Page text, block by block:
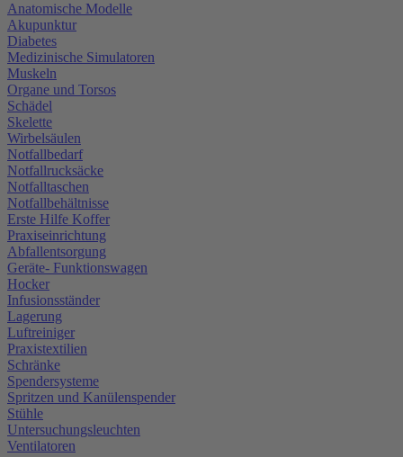
Anatomische Modelle
Akupunktur
Diabetes
Medizinische Simulatoren
Muskeln
Organe und Torsos
Schädel
Skelette
Wirbelsäulen
Notfallbedarf
Notfallrucksäcke
Notfalltaschen
Notfallbehältnisse
Erste Hilfe Koffer
Praxiseinrichtung
Abfallentsorgung
Geräte- Funktionswagen
Hocker
Infusionsständer
Lagerung
Luftreiniger
Praxistextilien
Schränke
Spendersysteme
Spritzen und Kanülenspender
Stühle
Untersuchungsleuchten
Ventilatoren